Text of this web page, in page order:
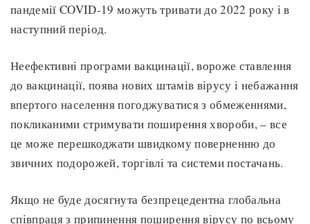
пандемії COVID-19 можуть тривати до 2022 року і в
наступний період.
Неефективні програми вакцинації, вороже ставлення
до вакцинації, поява нових штамів вірусу і небажання
впертого населення погоджуватися з обмеженнями,
покликаними стримувати поширення хвороби, – все
це може перешкоджати швидкому поверненню до
звичних подорожей, торгівлі та системи постачань.
Якщо не буде досягнута безпрецедентна глобальна
співпраця з припинення поширення вірусу по всьому